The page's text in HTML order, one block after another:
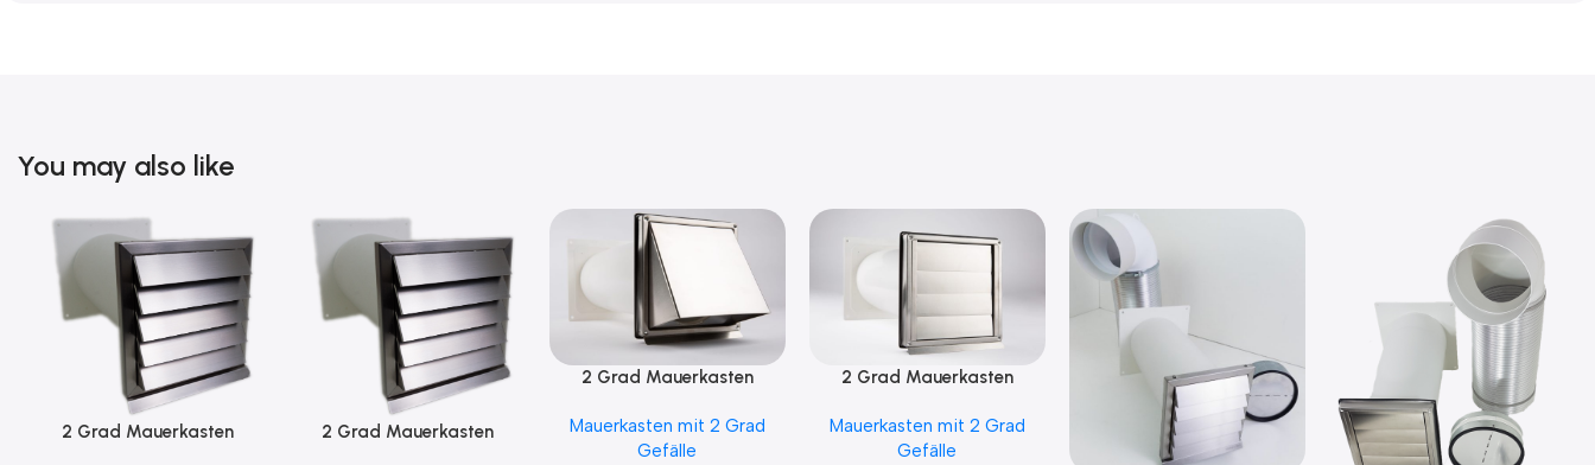
You may also like
2 Grad Mauerkasten
2 Grad Mauerkasten
2 Grad Mauerkasten
Kondensatablauf auch mit
Blower Door Test und
Mauerkasten mit 2 Grad
Gefälle
2 Grad Mauerkasten
Kondensatablauf auch mit
Blower Door Test und
Mauerkasten mit 2 Grad
Gefälle